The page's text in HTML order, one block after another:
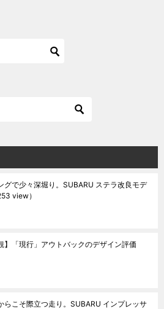
グで少々深堀り。SUBARU ステラ改良モデ
view）
】「現行」アウトバックのデザイン評価
らこそ際立つ走り。SUBARU インプレッサ